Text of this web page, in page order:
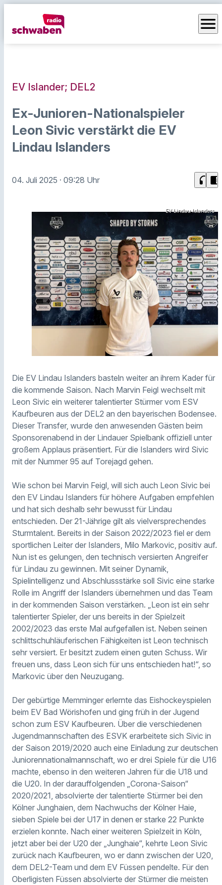
menu
EV Islander; DEL2
Ex-Junioren-Nationalspieler
Leon Sivic verstärkt die EV
Lindau Islanders
04. Juli 2025 · 09:28 Uhr headphones chrome_reader_mode
EV Lindau Islanders
Die EV Lindau Islanders basteln weiter an ihrem Kader für
die kommende Saison. Nach Marvin Feigl wechselt mit
Leon Sivic ein weiterer talentierter Stürmer vom ESV
Kaufbeuren aus der DEL2 an den bayerischen Bodensee.
Dieser Transfer, wurde den anwesenden Gästen beim
Sponsorenabend in der Lindauer Spielbank offiziell unter
großem Applaus präsentiert. Für die Islanders wird Sivic
mit der Nummer 95 auf Torejagd gehen.
Wie schon bei Marvin Feigl, will sich auch Leon Sivic bei
den EV Lindau Islanders für höhere Aufgaben empfehlen
und hat sich deshalb sehr bewusst für Lindau
entschieden. Der 21-Jährige gilt als vielversprechendes
Sturmtalent. Bereits in der Saison 2022/2023 fiel er dem
sportlichen Leiter der Islanders, Milo Markovic, positiv auf.
Nun ist es gelungen, den technisch versierten Angreifer
für Lindau zu gewinnen. Mit seiner Dynamik,
Spielintelligenz und Abschlussstärke soll Sivic eine starke
Rolle im Angriff der Islanders übernehmen und das Team
in der kommenden Saison verstärken. „Leon ist ein sehr
talentierter Spieler, der uns bereits in der Spielzeit
2002/2023 das erste Mal aufgefallen ist. Neben seinen
schlittschuhläuferischen Fähigkeiten ist Leon technisch
sehr versiert. Er besitzt zudem einen guten Schuss. Wir
freuen uns, dass Leon sich für uns entschieden hat!“, so
Markovic über den Neuzugang.
Der gebürtige Memminger erlernte das Eishockeyspielen
beim EV Bad Wörishofen und ging früh in der Jugend
schon zum ESV Kaufbeuren. Über die verschiedenen
Jugendmannschaften des ESVK erarbeitete sich Sivic in
der Saison 2019/2020 auch eine Einladung zur deutschen
Juniorennationalmannschaft, wo er drei Spiele für die U16
machte, ebenso in den weiteren Jahren für die U18 und
die U20. In der darauffolgenden „Corona-Saison“
2020/2021, absolvierte der talentierte Stürmer bei den
Kölner Junghaien, dem Nachwuchs der Kölner Haie,
sieben Spiele bei der U17 in denen er starke 22 Punkte
erzielen konnte. Nach einer weiteren Spielzeit in Köln,
jetzt aber bei der U20 der „Junghaie“, kehrte Leon Sivic
zurück nach Kaufbeuren, wo er dann zwischen der U20,
dem DEL2-Team und dem EV Füssen pendelte. Für den
Oberligisten Füssen absolvierte der Stürmer die meisten